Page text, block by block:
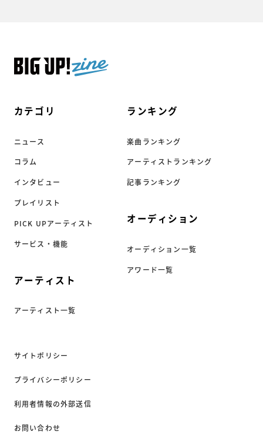
カテゴリ
ニュース
コラム
インタビュー
プレイリスト
PICK UPアーティスト
サービス・機能
アーティスト
アーティスト一覧
ランキング
楽曲ランキング
アーティストランキング
記事ランキング
オーディション
オーディション一覧
アワード一覧
サイトポリシー
プライバシーポリシー
利用者情報の外部送信
お問い合わせ